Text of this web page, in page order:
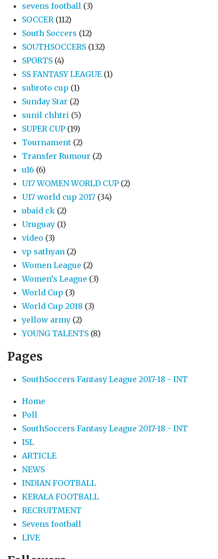
sevens football (3)
SOCCER (112)
South Soccers (12)
SOUTHSOCCERS (132)
SPORTS (4)
SS FANTASY LEAGUE (1)
subroto cup (1)
Sunday Star (2)
sunil chhtri (5)
SUPER CUP (19)
Tournament (2)
Transfer Rumour (2)
u16 (6)
U17 WOMEN WORLD CUP (2)
U17 world cup 2017 (34)
ubaid ck (2)
Uruguay (1)
video (3)
vp sathyan (2)
Women League (2)
Women’s League (3)
World Cup (3)
World Cup 2018 (3)
yellow army (2)
YOUNG TALENTS (8)
Pages
SouthSoccers Fantasy League 2017-18 - INT
Home
Poll
SouthSoccers Fantasy League 2017-18 - INT
ISL
ARTICLE
NEWS
INDIAN FOOTBALL
KERALA FOOTBALL
RECRUITMENT
Sevens football
LIVE